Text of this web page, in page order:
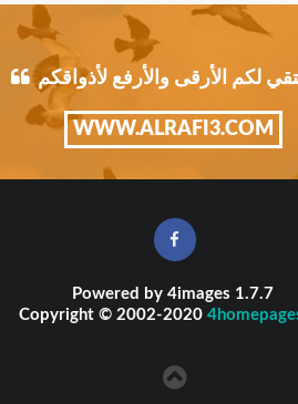
لكم الأرقى والأرفع لأذواقكم
WWW.ALRAFI3.COM
Powered by 4images 1.7.7
Copyright © 2002-2020